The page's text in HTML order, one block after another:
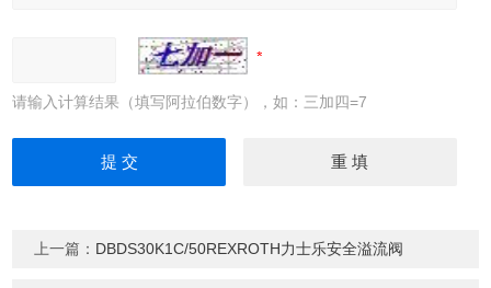
请输入计算结果（填写阿拉伯数字），如：三加四=7
上一篇： DBDS30K1C/50REXROTH力士乐安全溢流阀